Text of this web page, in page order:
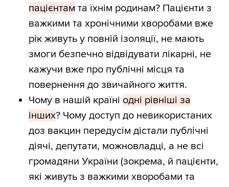
пацієнтам та їхнім родинам? Пацієнти з
важкими та хронічними хворобами вже
рік живуть у повній ізоляції, не мають
змоги безпечно відвідувати лікарні, не
кажучи вже про публічні місця та
повернення до звичайного життя.
Чому в нашій країні одні рівніші за
інших? Чому доступ до невикористаних
доз вакцин передусім дістали публічні
діячі, депутати, можновладці, а не всі
громадяни України (зокрема, й пацієнти,
які живуть з важкими хворобами та